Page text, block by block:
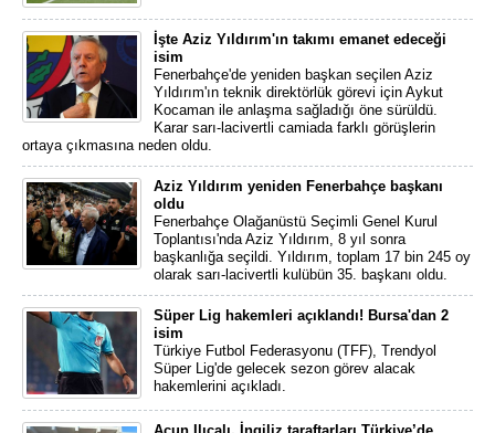
İşte Aziz Yıldırım'ın takımı emanet edeceği
isim
Fenerbahçe'de yeniden başkan seçilen Aziz
Yıldırım'ın teknik direktörlük görevi için Aykut
Kocaman ile anlaşma sağladığı öne sürüldü.
Karar sarı-lacivertli camiada farklı görüşlerin
ortaya çıkmasına neden oldu.
Aziz Yıldırım yeniden Fenerbahçe başkanı
oldu
Fenerbahçe Olağanüstü Seçimli Genel Kurul
Toplantısı'nda Aziz Yıldırım, 8 yıl sonra
başkanlığa seçildi. Yıldırım, toplam 17 bin 245 oy
olarak sarı-lacivertli kulübün 35. başkanı oldu.
Süper Lig hakemleri açıklandı! Bursa'dan 2
isim
Türkiye Futbol Federasyonu (TFF), Trendyol
Süper Lig'de gelecek sezon görev alacak
hakemlerini açıkladı.